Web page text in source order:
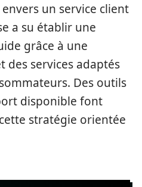
un service client
a su établir une
grâce à une
des services adaptés
Des outils
disponible font
stratégie orientée